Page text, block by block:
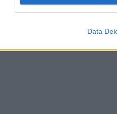
Data